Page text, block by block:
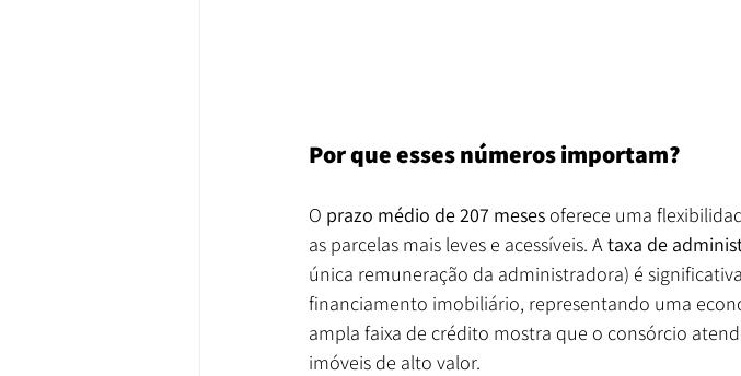
Por que esses números importam?
O prazo médio de 207 meses oferece uma
as parcelas mais leves e acessíveis. A taxa de
única remuneração da administradora) é
financiamento imobiliário, representando uma
ampla faixa de crédito mostra que o consórcio
imóveis de alto valor.